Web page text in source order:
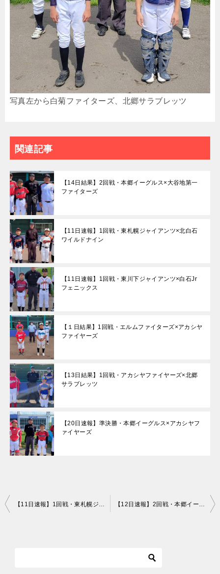
写真左から白菊ファイターズ、北郷サラブレッツ
関連記事
【14日結果】2回戦・本郷イーグルス×大谷地第一
ファイターズ
【11日速報】1回戦・東札幌ジャイアンツ×北白石
ワイルドナイン
【11日速報】1回戦・東川下ジャイアンツ×白石Jr
フェニックス
【１日結果】1回戦・エルムファイターズ×アカシヤ
ファイヤーズ
【13日結果】1回戦・アカシヤファイヤーズ×北郷
サラブレッツ
【20日速報】準決勝・本郷イーグルス×アカシヤフ
ァイヤーズ
投